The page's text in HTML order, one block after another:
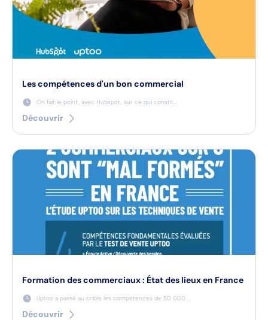
Les compétences d'un bon commercial
On fait le point, avec Hubspot, sur ce qui constit...
Découvrir
Formation des commerciaux : État des lieux en France
Uptoo a passé au crible les compétences de 50 000 ...
Découvrir